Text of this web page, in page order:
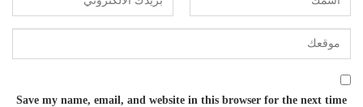
Save my name, email, and website in this browser for the next time